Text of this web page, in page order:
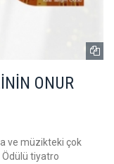
ONUR
ve müzikteki çok
Ödülü tiyatro